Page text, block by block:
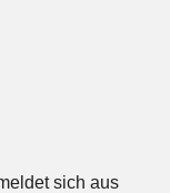
sich aus